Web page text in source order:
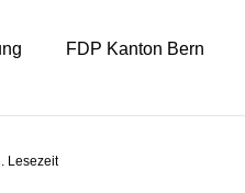
FDP Kanton Bern
Lesezeit